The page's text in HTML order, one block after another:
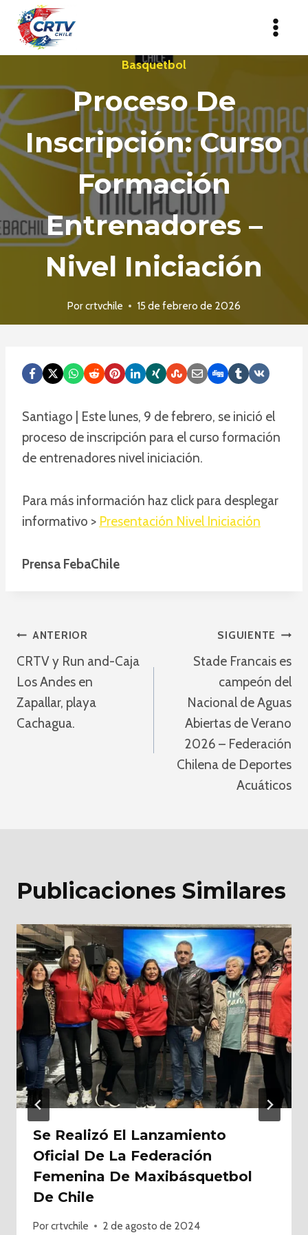
Saltar
contenido
Basquetbol
Proceso De
Inscripción: Curso
Formación
Entrenadores –
Nivel Iniciación
Porcrtvchile 15 de febrero de 2026
Santiago | Este lunes, 9 de febrero, se inició el
proceso de inscripción para el curso formación
de entrenadores nivel iniciación.
Para más información haz click para desplegar
informativo > Presentación Nivel Iniciación
Prensa FebaChile
Navegación
De
Entradas
ANTERIOR
CRTV y Run and-Caja
Los Andes en
Zapallar, playa
Cachagua.
SIGUIENTE
Stade Francais es
campeón del
Nacional de Aguas
Abiertas de Verano
2026 – Federación
Chilena de Deportes
Acuáticos
Publicaciones Similares
Se Realizó El Lanzamiento
Oficial De La Federación
Femenina De Maxibásquetbol
De Chile
Porcrtvchile 2 de agosto de 2024